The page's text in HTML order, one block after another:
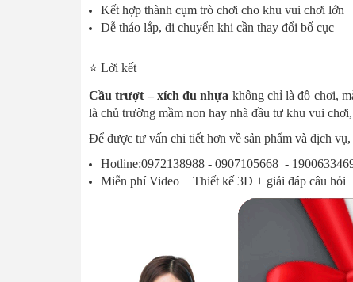
Kết hợp thành cụm trò chơi cho khu vui chơi lớn
Dễ tháo lắp, di chuyển khi cần thay đổi bố cục
⭐ Lời kết
Cầu trượt – xích đu nhựa không chỉ là đồ chơi,
là chủ trường mầm non hay nhà đầu tư khu vui
Để được tư vấn chi tiết hơn về sản phẩm và dịch
Hotline:0972138988 - 0907105668 -
Miễn phí Video + Thiết kế 3D + giải đáp câu hỏi